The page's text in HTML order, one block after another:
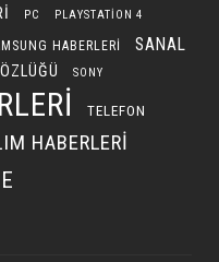
PC PLAYSTATION 4
HABERLERI
SANAL
SONY
TELEFON
HABERLERI